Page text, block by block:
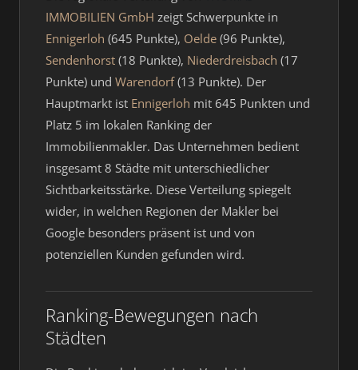
IMMOBILIEN GmbH zeigt Schwerpunkte in
Ennigerloh (645 Punkte), Oelde (96 Punkte),
Sendenhorst (18 Punkte), Niederdreisbach (17
Punkte) und Warendorf(13 Punkte). Der
Hauptmarkt ist Ennigerloh mit 645 Punkten und
Platz 5 im lokalen Ranking der
Immobilienmakler. Das Unternehmen bedient
insgesamt 8 Städte mit unterschiedlicher
Sichtbarkeitsstärke. Diese Verteilung spiegelt
wider, in welchen Regionen der Makler bei
Google besonders präsent ist und von
potenziellen Kunden gefunden wird.
Ranking-Bewegungen nach
Städten